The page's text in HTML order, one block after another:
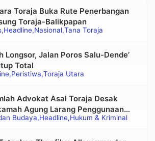
Headline Nasional Tana Toraja
Toraja Buka Rute Penerbangan
Toraja-Balikpapan
Peristiwa Toraja Utara
Longsor, Jalan Poros Salu-Dende’
Total
Budaya Headline Hukum & Kriminal
Advokat Asal Toraja Desak
Agung Larang Penggunaan
pada Eksekusi Rumah Adat